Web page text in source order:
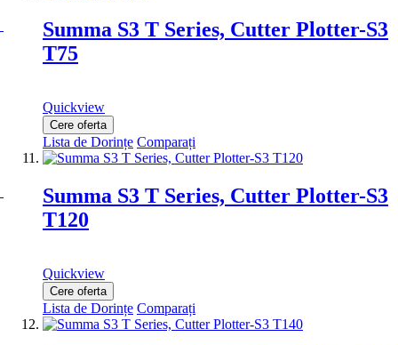
Summa S3 T Series, Cutter Plotter-S3
T75
Quickview
Cere oferta
Lista de Dorințe Comparați
Summa S3 T Series, Cutter Plotter-S3
T120
Quickview
Cere oferta
Lista de Dorințe Comparați